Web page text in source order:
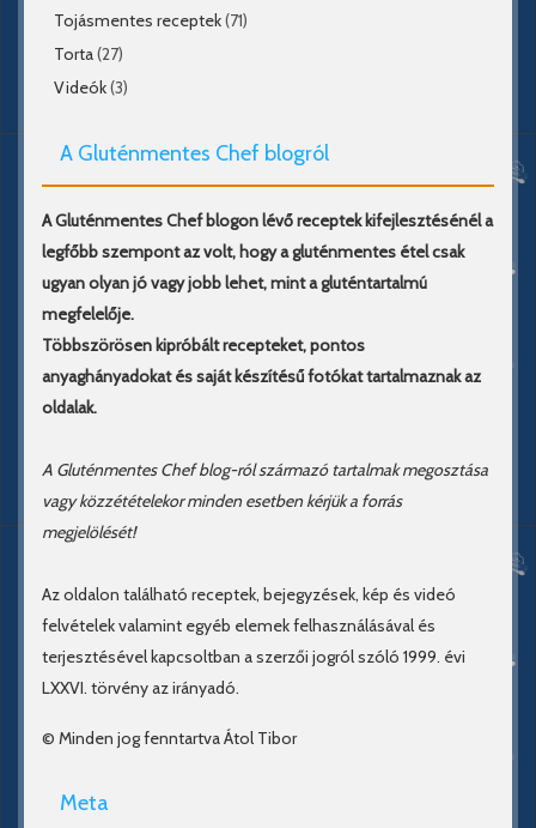
Tojásmentes receptek(71)
Torta(27)
Videók(3)
A Gluténmentes Chef blogról
A Gluténmentes Chef blogon lévő receptek kifejlesztésénél a
legfőbb szempont az volt, hogy a gluténmentes étel csak
ugyan olyan jó vagy jobb lehet, mint a gluténtartalmú
megfelelője.
Többszörösen kipróbált recepteket, pontos
anyaghányadokat és saját készítésű fotókat tartalmaznak az
oldalak.
A Gluténmentes Chef blog-ról származó tartalmak megosztása
vagy közzétételekor minden esetben kérjük a forrás
megjelölését!
Az oldalon található receptek, bejegyzések, kép és videó
felvételek valamint egyéb elemek felhasználásával és
terjesztésével kapcsoltban a szerzői jogról szóló 1999. évi
LXXVI. törvény az irányadó.
© Minden jog fenntartva Átol Tibor
Meta